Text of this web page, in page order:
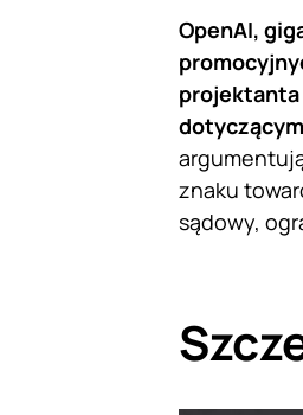
OpenAI,
projektanta
znaku
sądowy,